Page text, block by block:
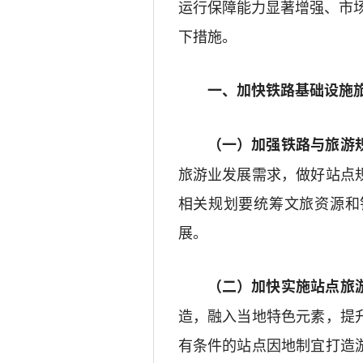
运行保障能力显著增强、 市
下措施。
一、加快铁路基础设施
（一）加强铁路与旅游
旅游业发展需求，做好站点
相关规划要统筹文旅资源
展。
（二）加快实施站点旅
造，融入当地特色元素，
有条件的站点因地制宜打造